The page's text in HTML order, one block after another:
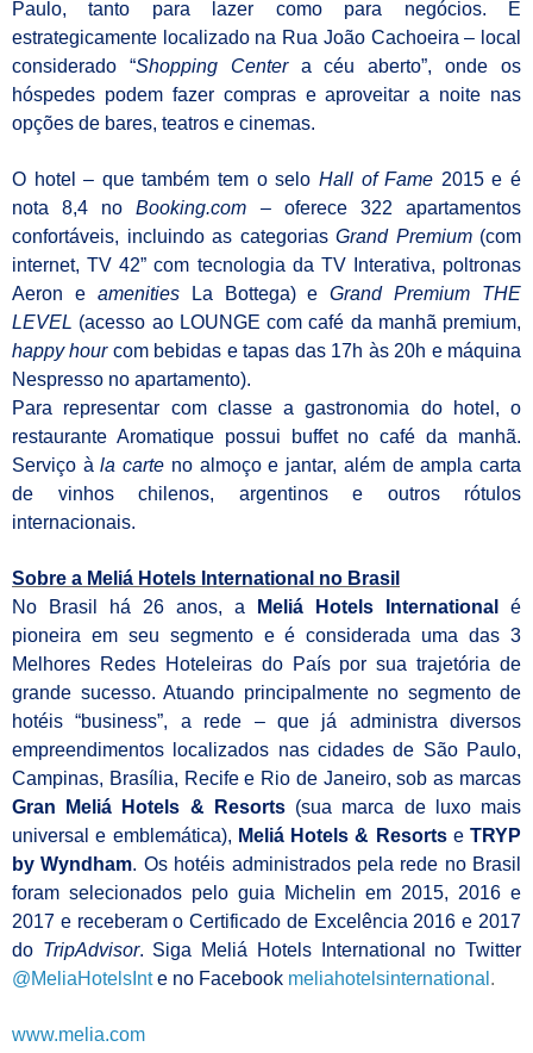
Paulo, tanto para lazer como para negócios. É
estrategicamente localizado na Rua João Cachoeira – local
considerado “Shopping Centera céu aberto”, onde os
hóspedes podem fazer compras e aproveitar a noite nas
opções de bares, teatros e cinemas.
O hotel – que também tem o selo Hall of Fame 2015 e é
nota 8,4 noBooking.com – oferece 322 apartamentos
confortáveis, incluindo as categorias Grand Premium(com
internet, TV 42” com tecnologia da TV Interativa, poltronas
Aeron e amenitiesLa Bottega) eGrand Premium THE
LEVEL (acesso ao LOUNGE com café da manhã premium,
happy hourcom bebidas e tapas das 17h às 20h emáquina
Nespresso no apartamento).
Para representar com classe a gastronomia do hotel, o
restaurante Aromatique possui buffet no café da manhã.
Serviço à la carte no almoço e jantar, além de ampla carta
de vinhos chilenos, argentinos e outros rótulos
internacionais.
Sobre a Meliá Hotels International no Brasil
No Brasil há 26 anos, a
Meliá Hotels International é
pioneira em seu segmento e é considerada uma das 3
Melhores Redes Hoteleiras do País por sua trajetória de
grande sucesso. Atuando principalmente no segmento de
hotéis “business”, a rede – que já administra diversos
empreendimentos localizados nas cidades de São Paulo,
Campinas, Brasília, Recife e Rio de Janeiro, sob as marcas
Gran Meliá Hotels & Resorts(sua marca de luxo mais
universal e emblemática), Meliá Hotels & Resorts eTRYP
by Wyndham. Os hotéis administrados pela rede no Brasil
foram selecionados pelo guia Michelin em 2015, 2016 e
2017 e receberam o Certificado de Excelência 2016 e 2017
do TripAdvisor. Siga Meliá Hotels International no Twitter
@MeliaHotelsInt e no Facebook meliahotelsinternational .
www.melia.com